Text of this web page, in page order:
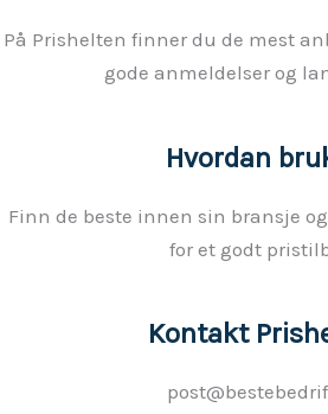
På Prishelten finner du de mest
gode anmeldelser og
Hvordan
Finn de beste innen sin bransje
for et godt
Kontakt